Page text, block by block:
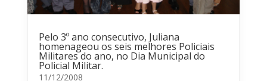
Pelo 3º ano consecutivo, Juliana
homenageou os seis melhores Policiais
Militares do ano, no Dia Municipal do
Policial Militar.
11/12/2008